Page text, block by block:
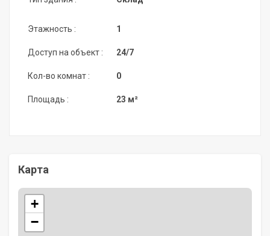
Этажность :
Доступ на объект :
Кол-во комнат :
Площадь :
1
24/7
0
23 м²
Карта
+
−